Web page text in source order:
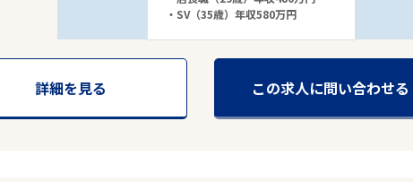
・SV（35歳）年収580万円
詳細を見る この求人に問い合わせる